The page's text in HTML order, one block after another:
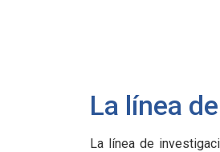
La línea
La línea de